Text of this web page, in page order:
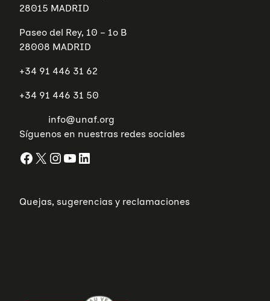
28015 MADRID
Paseo del Rey, 10 – 1º B
28008 MADRID
+34 91 446 31 62
+34 91 446 31 50
info@unaf.org
Síguenos en nuestras redes sociales
Facebook X InstagramYouTube LinkedIn
Quejas, sugerencias y reclamaciones